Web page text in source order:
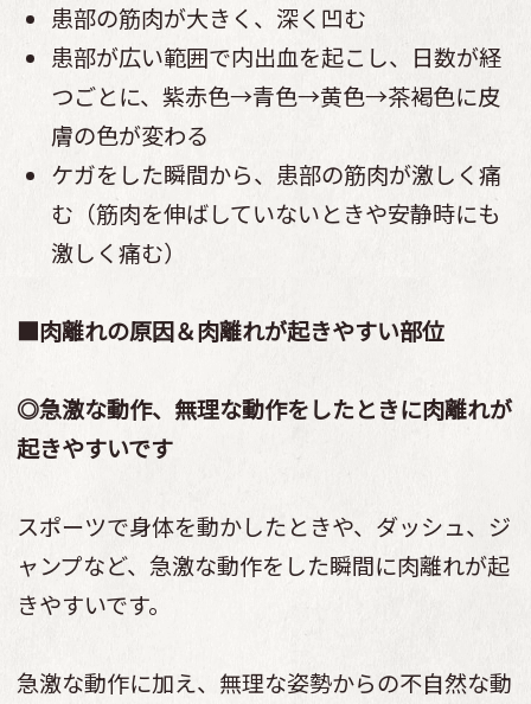
患部の筋肉が大きく、深く凹む
患部が広い範囲で内出血を起こし、日数が経
つごとに、紫赤色→青色→黄色→茶褐色に皮
膚の色が変わる
ケガをした瞬間から、患部の筋肉が激しく痛
む（筋肉を伸ばしていないときや安静時にも
激しく痛む）
■肉離れの原因＆肉離れが起きやすい部位
◎急激な動作、無理な動作をしたときに肉離れが
起きやすいです
スポーツで身体を動かしたときや、ダッシュ、ジ
ャンプなど、急激な動作をした瞬間に肉離れが起
きやすいです。
急激な動作に加え、無理な姿勢からの不自然な動